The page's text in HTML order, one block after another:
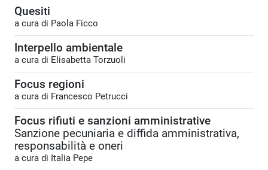
Quesiti
a cura di Paola Ficco
Interpello ambientale
a cura di Elisabetta Torzuoli
Focus regioni
a cura di Francesco Petrucci
Focus rifiuti e sanzioni amministrative
Sanzione pecuniaria e diffida amministrativa,
responsabilità e oneri
a cura di Italia Pepe